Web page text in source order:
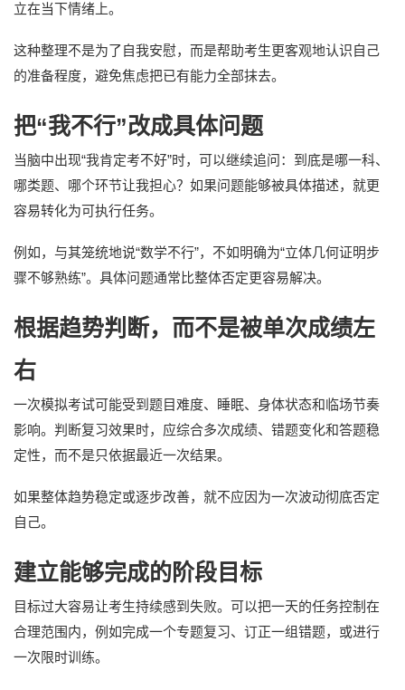
立在当下情绪上。
这种整理不是为了自我安慰，而是帮助考生更客观地认识自己
的准备程度，避免焦虑把已有能力全部抹去。
把“我不行”改成具体问题
当脑中出现“我肯定考不好”时，可以继续追问：到底是哪一科、
哪类题、哪个环节让我担心？如果问题能够被具体描述，就更
容易转化为可执行任务。
例如，与其笼统地说“数学不行”，不如明确为“立体几何证明步
骤不够熟练”。具体问题通常比整体否定更容易解决。
根据趋势判断，而不是被单次成绩左
右
一次模拟考试可能受到题目难度、睡眠、身体状态和临场节奏
影响。判断复习效果时，应综合多次成绩、错题变化和答题稳
定性，而不是只依据最近一次结果。
如果整体趋势稳定或逐步改善，就不应因为一次波动彻底否定
自己。
建立能够完成的阶段目标
目标过大容易让考生持续感到失败。可以把一天的任务控制在
合理范围内，例如完成一个专题复习、订正一组错题，或进行
一次限时训练。